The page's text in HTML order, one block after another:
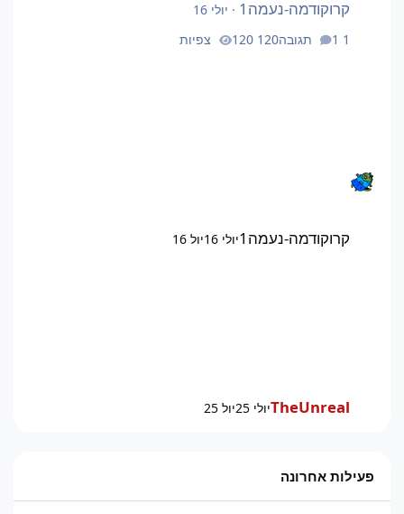
קרוקודמה-נעמה1 · יולי 16
1 תגובה
120 צפיות
קרוקודמה-נעמה1 יולי 16 יול 16
TheUnrealיולי 25 יול 25
פעילות אחרונה